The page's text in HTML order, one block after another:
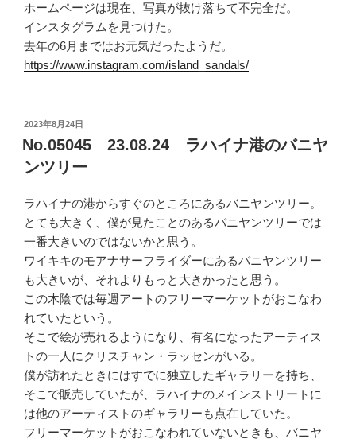
ホームページは現在、写真が抜け落ちて不完全だ。
インスタグラムを見つけた。
去年の6月まではお元気だったようだ。
https://www.instagram.com/island_sandals/
投
稿
日:
2023年8月24日
No.05045 23.08.24 ラハイナ港のバニヤ
ンツリー
ラハイナの港からすぐのところにあるバニヤンツリー。
とても大きく、僕が見たことのあるバニヤンツリーでは
一番大きいのではないかと思う。
ワイキキのモアナサーフライダーにあるバニヤンツリー
も大きいが、それよりもっと大きかったと思う。
この木陰では毎週アートのフリーマーケットがおこなわ
れていたという。
そこで絵が売れるようになり、有名になったアーティス
トの一人にクリスチャン・ラッセンがいる。
僕が訪れたときにはすでに独立したギャラリーを持ち、
そこで販売していたが、ラハイナのメインストリートに
は他のアーティストのギャラリーも点在していた。
フリーマーケットがおこなわれていないときも、バニヤ